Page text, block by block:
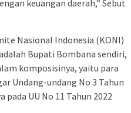
keuangan daerah,” Sebut
Nasional Indonesia (KONI)
Bupati Bombana sendiri,
komposisinya, yaitu para
Undang-undang No 3 Tahun
pada UU No 11 Tahun 2022